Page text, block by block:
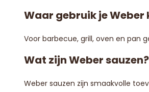
Waar gebruik je Weber
Voor barbecue, grill, oven en pan
Wat zijn Weber sauzen?
Weber sauzen zijn smaakvolle